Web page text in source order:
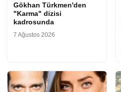
Gökhan Türkmen'den
"Karma" dizisi
kadrosunda
7 Ağustos 2026